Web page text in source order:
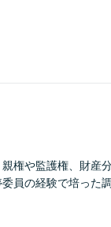
権や監護権、財産
員の経験で培った